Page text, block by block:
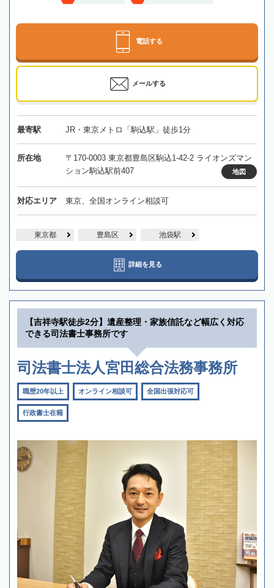
電話する
メールする
最寄駅 JR・東京メトロ「駒込駅」徒歩1分
所在地
〒170-0003 東京都豊島区駒込1-42-2 ライオンズマン
ション駒込駅前407
地図
対応エリア 東京、全国オンライン相談可
東京都 豊島区 池袋駅
詳細を見る
【吉祥寺駅徒歩2分】遺産整理・家族信託など幅広く対応
できる司法書士事務所です
司法書士法人宮田総合法務事務所
職歴20年以上 オンライン相談可 全国出張対応可
行政書士在籍